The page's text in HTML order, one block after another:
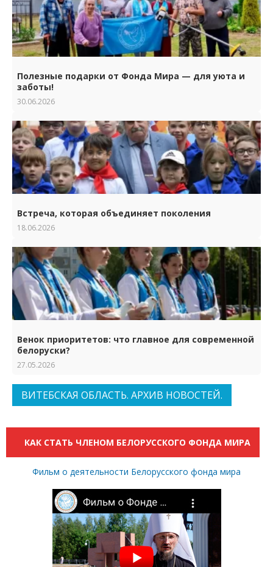
Полезные подарки от Фонда Мира — для уюта и
заботы!
30.06.2026
Встреча, которая объединяет поколения
18.06.2026
Венок приоритетов: что главное для современной
белоруски?
27.05.2026
ВИТЕБСКАЯ ОБЛАСТЬ. АРХИВ НОВОСТЕЙ.
КАК СТАТЬ ЧЛЕНОМ БЕЛОРУССКОГО ФОНДА МИРА
Фильм о деятельности Белорусского фонда мира